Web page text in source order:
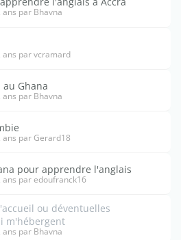
par Bhavna
ans par vcramard
Ghana
par Bhavna
par Gerard18
pour apprendre l'anglais
par edoufranck16
ou déventuelles
m'hébergent
par Bhavna